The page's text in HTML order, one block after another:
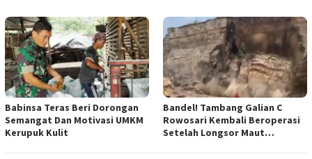
Anggaran
Babinsa Teras Beri Dorongan
Semangat Dan Motivasi UMKM
Kerupuk Kulit
Bandel! Tambang Galian C
Rowosari Kembali Beroperasi
Setelah Longsor Maut